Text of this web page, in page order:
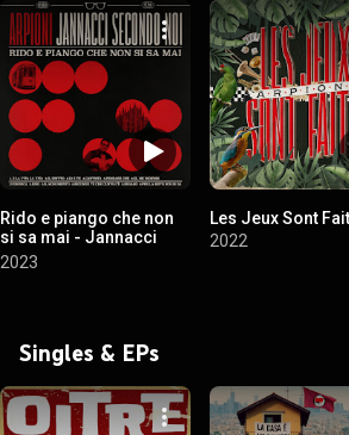
Rido e piango che non
si sa mai - Jannacci
secondo noi
2023
Les Jeux Sont
2022
Singles & EPs